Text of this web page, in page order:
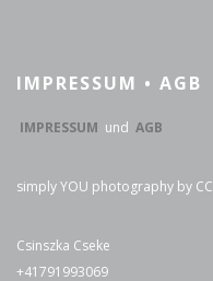
IMPRESSUM • AGB
IMPRESSUM und AGB
simply YOU photography by CC
Csinszka Cseke
+41791993069